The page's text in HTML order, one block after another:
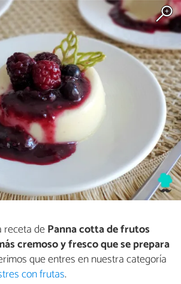
receta dePanna cotta de frutos
cremoso y fresco que se prepara
que entres en nuestra categoría
con frutas.